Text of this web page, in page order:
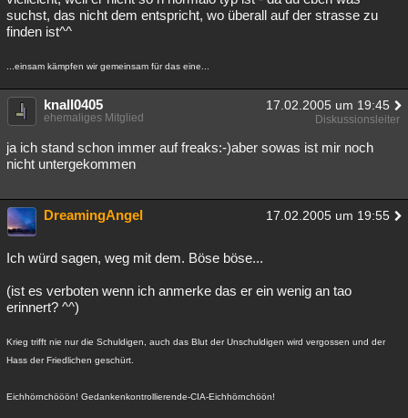
suchst, das nicht dem entspricht, wo überall auf der strasse zu
finden ist^^
...einsam kämpfen wir gemeinsam für das eine...
knall0405 17.02.2005 um 19:45
ehemaliges Mitglied Diskussionsleiter
ja ich stand schon immer auf freaks:-)aber sowas ist mir noch
nicht untergekommen
DreamingAngel 17.02.2005 um 19:55
Ich würd sagen, weg mit dem. Böse böse...
(ist es verboten wenn ich anmerke das er ein wenig an tao
erinnert? ^^)
Krieg trifft nie nur die Schuldigen, auch das Blut der Unschuldigen wird vergossen und der
Hass der Friedlichen geschürt.
Eichhörnchööön! Gedankenkontrollierende-CIA-Eichhörnchöön!